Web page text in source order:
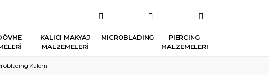
KALICI MAKYAJ
MALZEMELERİ
MICROBLADING
PIERCING
MALZEMELERI
Kalemi